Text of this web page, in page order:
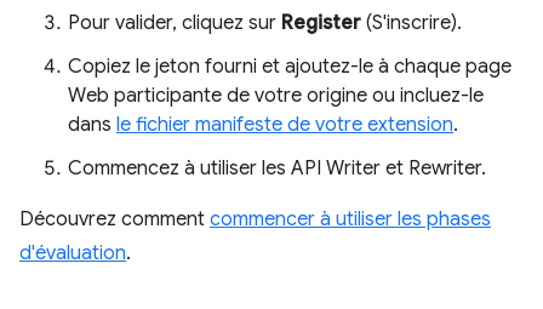
Pour valider, cliquez sur Register (S'inscrire).
Copiez le jeton fourni et ajoutez-le à chaque page
Web participante de votre origine ou incluez-le
dans le fichier manifeste de votre extension.
Commencez à utiliser les API Writer et Rewriter.
Découvrez comment commencer à utiliser les phases
d'évaluation.